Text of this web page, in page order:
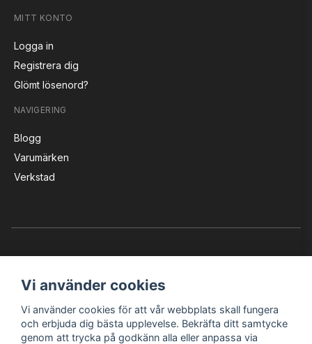
MITT KONTO
Logga in
Registrera dig
Glömt lösenord?
NAVIGERING
Blogg
Varumärken
Verkstad
Instagram Facebook YouTube
Vi använder cookies
Vi använder cookies för att vår webbplats skall fungera
och erbjuda dig bästa upplevelse. Bekräfta ditt samtycke
genom att trycka på godkänn alla eller anpassa via